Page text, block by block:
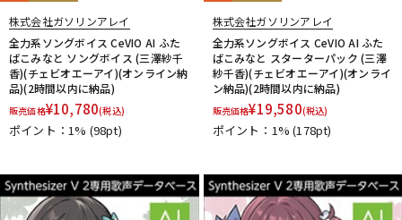
株式会社ガソリンアレイ
全力系ソングボイス CeVIO AI ふた
ばこみなと ソングボイス (三澤紗千
香)(チェビオエーアイ)(オンライン納
品)(2時間以内に納品)
販売価格¥10,780(税込)
ポイント：1% (98pt)
株式会社ガソリンアレイ
全力系ソングボイス CeVIO AI ふた
ばこみなと スターターパック (三澤
紗千香)(チェビオエーアイ)(オンライ
ン納品)(2時間以内に納品)
販売価格¥19,580(税込)
ポイント：1%(178pt)